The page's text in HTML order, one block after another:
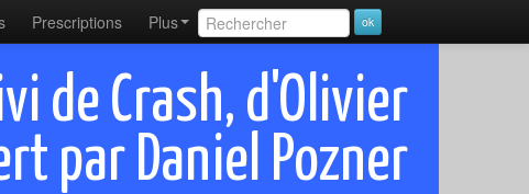
Prescriptions Plus
de Crash, d'Olivier
par Daniel Pozner